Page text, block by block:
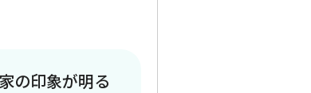
の印象が明る